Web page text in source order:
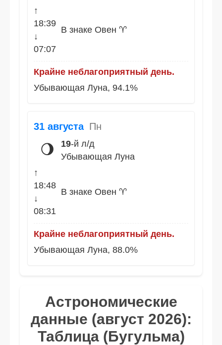
↑
18:39
↓
07:07
В знаке Овен ♈
Крайне неблагоприятный день.
Убывающая Луна, 94.1%
31 августа Пн
🌖 19-й л/д
Убывающая Луна
↑
18:48
↓
08:31
В знаке Овен ♈
Крайне неблагоприятный день.
Убывающая Луна, 88.0%
Астрономические
данные (август 2026):
Таблица (Бугульма)